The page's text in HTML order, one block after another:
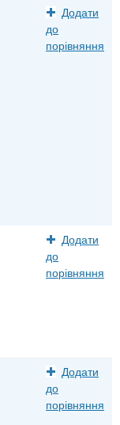
Додати
до
порівняння
Додати
до
порівняння
Додати
до
порівняння